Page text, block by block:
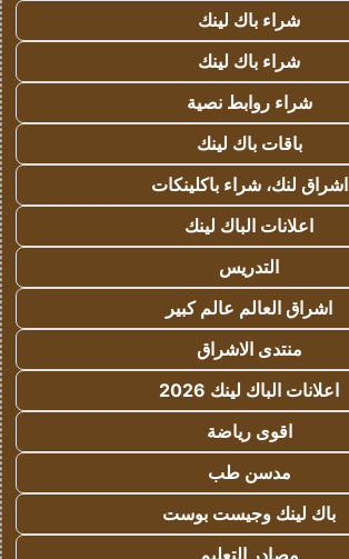
شراء باك لينك
شراء باك لينك
شراء روابط نصية
باقات باك لينك
اشراق لنك، شراء باكلينكات
اعلانات الباك لينك
التدريس
اشراق العالم عالم كبير
منتدى الاشراق
اعلانات الباك لينك 2026
اقوى رياضة
مدسن طب
باك لينك وجيست بوست
مصادر التعليم